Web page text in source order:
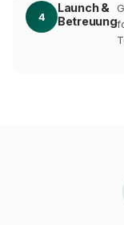
4
Launch &
Betreuung